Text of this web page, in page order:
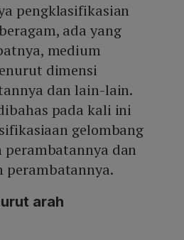
pengklasifikasian
ada yang
medium
dimensi
dan lain-lain.
pada kali ini
gelombang
dan
perambatannya.
arah